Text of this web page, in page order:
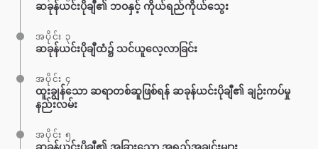
ဆခုန်ယင်းပိုချီ၏ ဘဝနှင့် ကိုယ်ရည်ကိုယ်သွေး
အပိုင်း ၃
ဆခုန်ယင်းပိုချီထံ၌ သင်ယူလေ့လာခြင်း
အပိုင်း ၄
ထူးချွန်သော ဆရာတစ်ဆူဖြစ်ရန် ဆခုန်ယင်းပိုချီ၏ ချဉ်းကပ်မှု
နည်းလမ်း
အပိုင်း ၅